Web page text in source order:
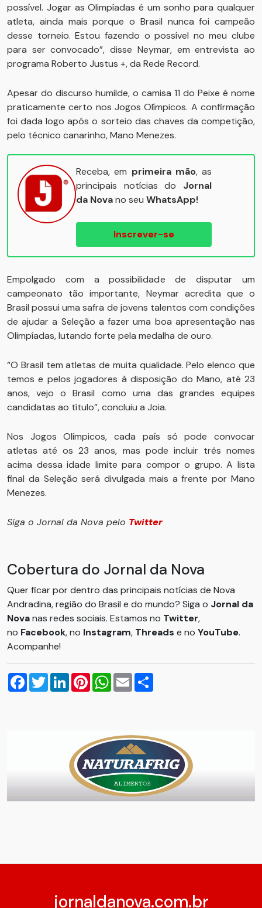
possível. Jogar as Olimpíadas é um sonho para qualquer
atleta, ainda mais porque o Brasil nunca foi campeão
desse torneio. Estou fazendo o possível no meu clube
para ser convocado”, disse Neymar, em entrevista ao
programa Roberto Justus +, da Rede Record.
Apesar do discurso humilde, o camisa 11 do Peixe é nome
praticamente certo nos Jogos Olímpicos. A confirmação
foi dada logo após o sorteio das chaves da competição,
pelo técnico canarinho, Mano Menezes.
Receba, em primeira mão, as
principais notícias do Jornal
da Novano seu WhatsApp!
Inscrever-se
Empolgado com a possibilidade de disputar um
campeonato tão importante, Neymar acredita que o
Brasil possui uma safra de jovens talentos com condições
de ajudar a Seleção a fazer uma boa apresentação nas
Olimpíadas, lutando forte pela medalha de ouro.
“O Brasil tem atletas de muita qualidade. Pelo elenco que
temos e pelos jogadores à disposição do Mano, até 23
anos, vejo o Brasil como uma das grandes equipes
candidatas ao título”, concluiu a Joia.
Nos Jogos Olímpicos, cada país só pode convocar
atletas até os 23 anos, mas pode incluir três nomes
acima dessa idade limite para compor o grupo. A lista
final da Seleção será divulgada mais a frente por Mano
Menezes.
Siga o Jornal da Nova pelo Twitter
Cobertura do Jornal da Nova
Quer ficar por dentro das principais notícias de Nova
Andradina, região do Brasil e do mundo? Siga o Jornal da
Novanas redes sociais. Estamos no Twitter,
no Facebook, no Instagram, Threads e no YouTube.
Acompanhe!
Facebook
TwitterLinkedInPinterestWhatsApp
Email
jornaldanova.com.br